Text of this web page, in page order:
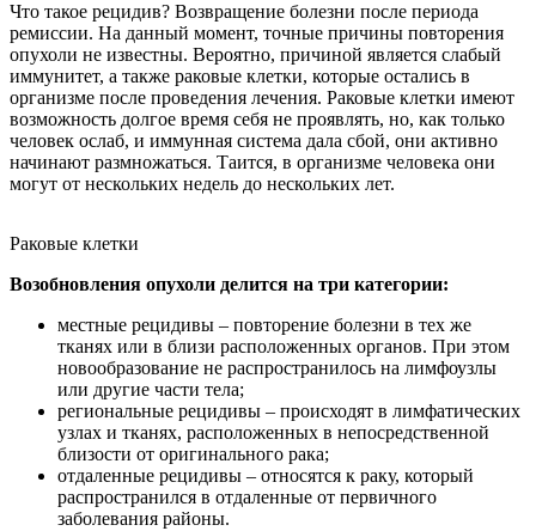
Что такое рецидив? Возвращение болезни после периода
ремиссии. На данный момент, точные причины повторения
опухоли не известны. Вероятно, причиной является слабый
иммунитет, а также раковые клетки, которые остались в
организме после проведения лечения. Раковые клетки имеют
возможность долгое время себя не проявлять, но, как только
человек ослаб, и иммунная система дала сбой, они активно
начинают размножаться. Таится, в организме человека они
могут от нескольких недель до нескольких лет.
Раковые клетки
Возобновления опухоли делится на три категории:
местные рецидивы ‒ повторение болезни в тех же
тканях или в близи расположенных органов. При этом
новообразование не распространилось на лимфоузлы
или другие части тела;
региональные рецидивы ‒ происходят в лимфатических
узлах и тканях, расположенных в непосредственной
близости от оригинального рака;
отдаленные рецидивы ‒ относятся к раку, который
распространился в отдаленные от первичного
заболевания районы.